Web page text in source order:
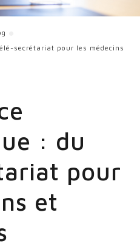
secrétariat pour les médecins
: du
pour
et